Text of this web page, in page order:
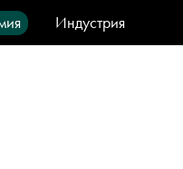
Индустрия